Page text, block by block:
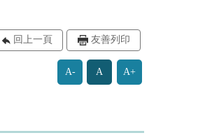
回上一頁 友善列印
A- A A+